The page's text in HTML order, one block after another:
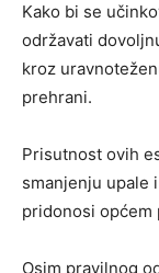
Kako bi se
održavati
kroz
prehrani.
Prisutnost ovih
smanjenju upale
pridonosi općem
Osim pravilnog